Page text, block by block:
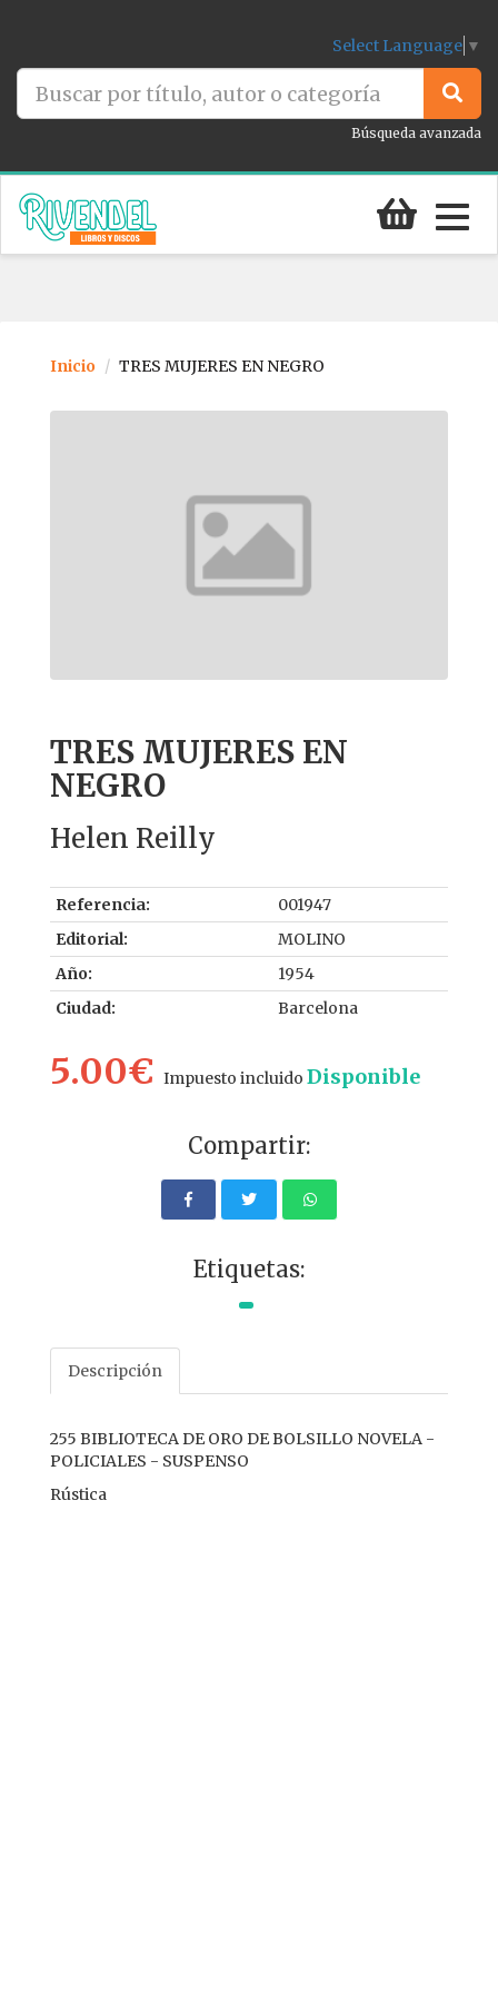
Select Language ▼
Búsqueda avanzada
Inicio TRES MUJERES EN NEGRO
TRES MUJERES EN
NEGRO
Helen Reilly
Referencia:
001947
Editorial:
MOLINO
Año:
1954
Ciudad:
Barcelona
5.00€ Impuesto incluido Disponible
Compartir:
Etiquetas:
Descripción
255 BIBLIOTECA DE ORO DE BOLSILLO NOVELA -
POLICIALES - SUSPENSO
Rústica